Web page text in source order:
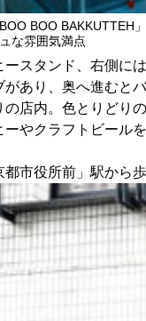
BOO BAKKUTTEH
な雰囲気満点
ースタンド、右側に
があり、奥へ進むと
の店内。色とりどり
やクラフトビール
都市役所前」駅から